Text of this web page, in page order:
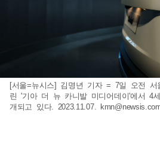
[서울=뉴시스] 김명년 기자 = 7일 오전
린 '기아 더 뉴 카니발 미디어데이'에서 4
개되고 있다. 2023.11.07.